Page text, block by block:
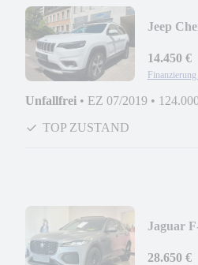
Jeep
14.450 €
Finanzierung
Unfallfrei • EZ 07/2019 •
TOP ZUSTAND
Jaguar
28.650 €